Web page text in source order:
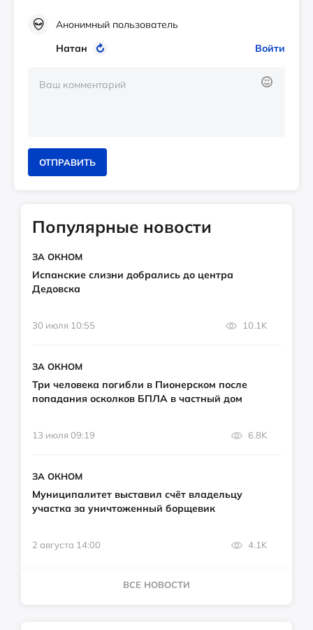
Анонимный пользователь
Натан
Войти
ОТПРАВИТЬ
Популярные новости
ЗА ОКНОМ
Испанские слизни добрались до центра
Дедовска
30 июля 10:55 10.1K
ЗА ОКНОМ
Три человека погибли в Пионерском после
попадания осколков БПЛА в частный дом
13 июля 09:19 6.8K
ЗА ОКНОМ
Муниципалитет выставил счёт владельцу
участка за уничтоженный борщевик
2 августа 14:00 4.1K
ВСЕ НОВОСТИ